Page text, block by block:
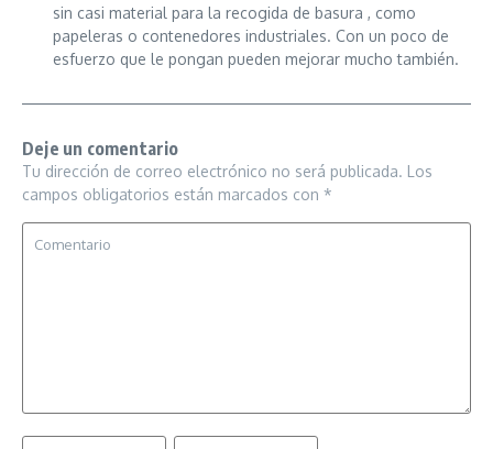
sin casi material para la recogida de basura , como
papeleras o contenedores industriales. Con un poco de
esfuerzo que le pongan pueden mejorar mucho también.
Deje un comentario
Tu dirección de correo electrónico no será publicada. Los
campos obligatorios están marcados con *